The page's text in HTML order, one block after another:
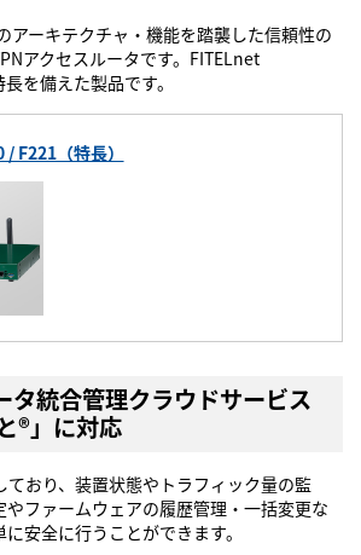
アーキテクチャ・機能を踏襲した信頼性の
アクセスルータです。FITELnet
を備えた製品です。
F221（特長）
タ統合管理クラウドサービス
®」に対応
ており、装置状態やトラフィック量の監
ファームウェアの履歴管理・一括変更な
安全に行うことができます。